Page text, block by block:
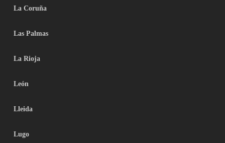
La Coruña
Las Palmas
La Rioja
León
Lleida
Lugo